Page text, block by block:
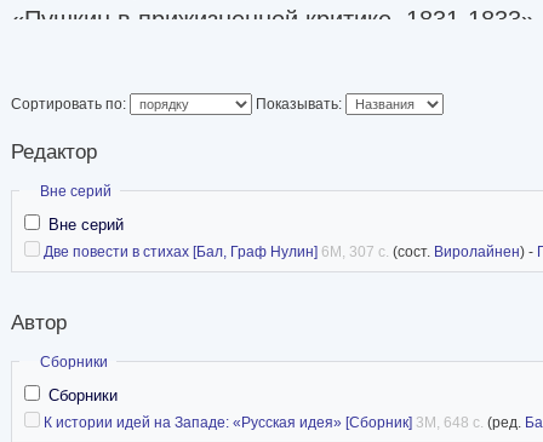
«Пушкин в прижизненной критике. 1831-
20 т., начатого изданием в 1999. Автор более
Сортировать по: Показывать:
Редактор
Скрыть
Вне серий
Вне серий
Две повести в стихах [Бал, Граф Нулин] 6M, 307 с. (сост. Виролайнен) -
Автор
Скрыть
Сборники
Сборники
К истории идей на Западе: «Русская идея» [Сборник] 3M, 648 с. (ред.